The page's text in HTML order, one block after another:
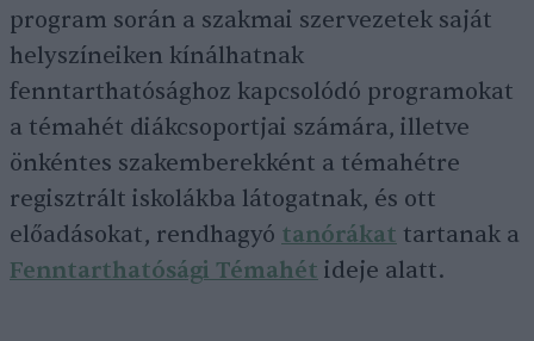
program során a szakmai szervezetek saját
helyszíneiken kínálhatnak
fenntarthatósághoz kapcsolódó programokat
a témahét diákcsoportjai számára, illetve
önkéntes szakemberekként a témahétre
regisztrált iskolákba látogatnak, és ott
előadásokat, rendhagyó tanórákat tartanak a
Fenntarthatósági Témahét ideje alatt.